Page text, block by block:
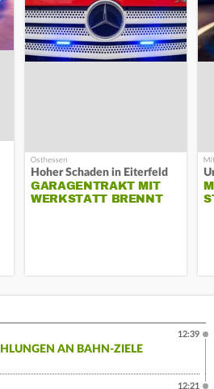
Hoher Schaden in Eiterfeld
GARAGENTRAKT MIT
WERKSTATT BRENNT
AN BAHN-ZIELE
12:39
12:21